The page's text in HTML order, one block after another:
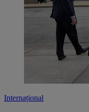
Internațional